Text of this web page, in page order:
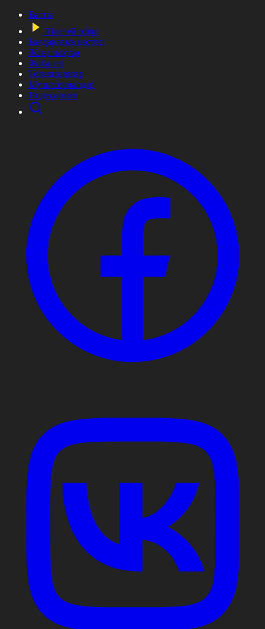
Басты
Тікелей эфир
Бағдарлама кестесі
Жаңалықтар
Жобалар
Телехикаялар
Мультсериалдар
Видеоархив